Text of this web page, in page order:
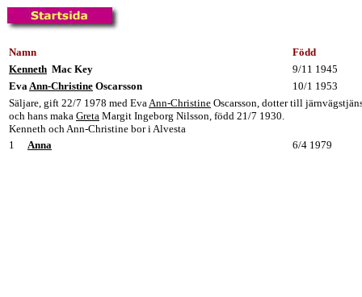
Namn
Född
Kenneth Mac Key
9/11 1945
EvaAnn-Christine Oscarsson
10/1 1953
Säljare, gift 22/7 1978 med EvaAnn-Christine Oscarsson, dotter till
och hans maka Greta Margit Ingeborg Nilsson, född 21/7 1930.
Kenneth och Ann-Christine bor i Alvesta
1
Anna 6/4 1979